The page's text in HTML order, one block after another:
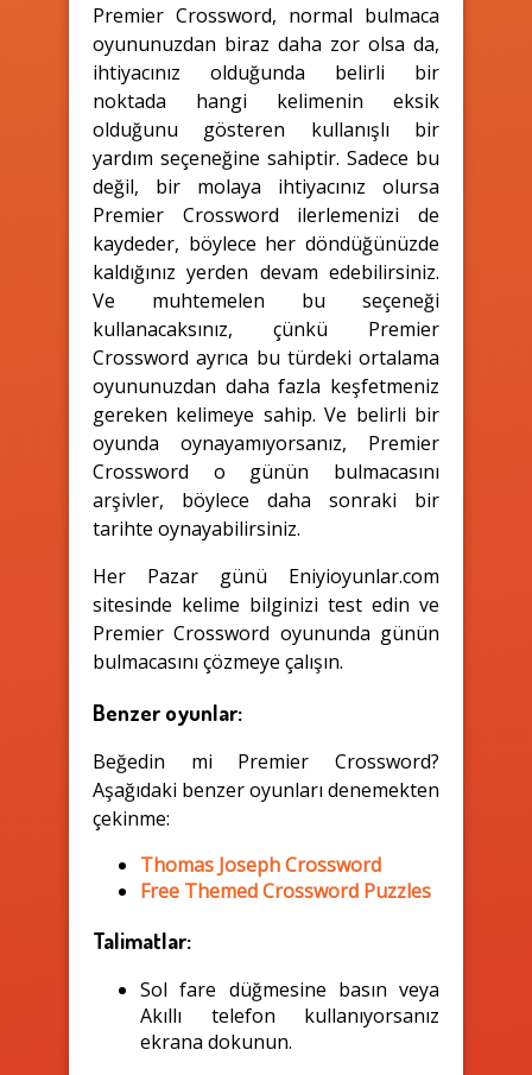
Premier Crossword, normal bulmaca
oyununuzdan biraz daha zor olsa da,
ihtiyacınız olduğunda belirli bir
noktada hangi kelimenin eksik
olduğunu gösteren kullanışlı bir
yardım seçeneğine sahiptir. Sadece bu
değil, bir molaya ihtiyacınız olursa
Premier Crossword ilerlemenizi de
kaydeder, böylece her döndüğünüzde
kaldığınız yerden devam edebilirsiniz.
Ve muhtemelen bu seçeneği
kullanacaksınız, çünkü Premier
Crossword ayrıca bu türdeki ortalama
oyununuzdan daha fazla keşfetmeniz
gereken kelimeye sahip. Ve belirli bir
oyunda oynayamıyorsanız, Premier
Crossword o günün bulmacasını
arşivler, böylece daha sonraki bir
tarihte oynayabilirsiniz.
Her Pazar günü Eniyioyunlar.com
sitesinde kelime bilginizi test edin ve
Premier Crossword oyununda günün
bulmacasını çözmeye çalışın.
Benzer oyunlar:
Beğedin mi Premier Crossword?
Aşağıdaki benzer oyunları denemekten
çekinme:
Thomas Joseph Crossword
Free Themed Crossword Puzzles
Talimatlar:
Sol fare düğmesine basın veya
Akıllı telefon kullanıyorsanız
ekrana dokunun.